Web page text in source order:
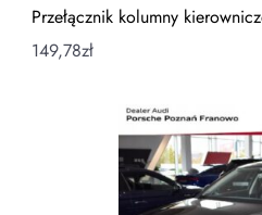
Przełącznik kolumny
149,78zł